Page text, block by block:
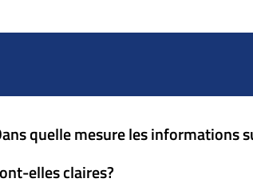
quelle mesure les informations
elles claires?